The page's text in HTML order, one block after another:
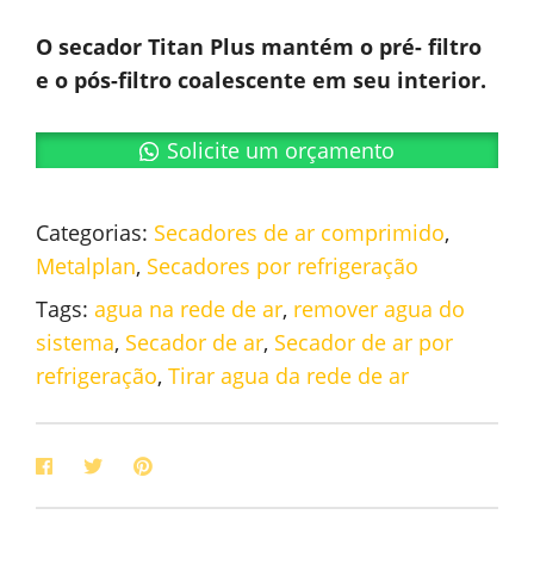
O secador Titan Plus mantém o pré- filtro
e o pós-filtro coalescente em seu interior.
Solicite um orçamento
Categorias: Secadores de ar comprimido,
Metalplan, Secadores por refrigeração
Tags: agua na rede de ar, remover agua do
sistema, Secador de ar, Secador de ar por
refrigeração, Tirar agua da rede de ar